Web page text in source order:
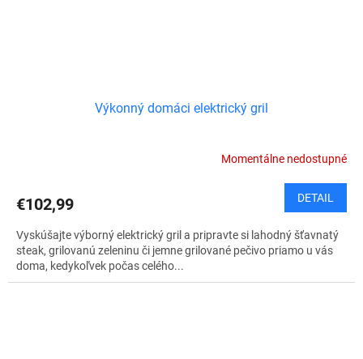
Výkonný domáci elektrický gril
Momentálne nedostupné
€102,99 DETAIL
Vyskúšajte výborný elektrický gril a pripravte si lahodný šťavnatý
steak, grilovanú zeleninu či jemne grilované pečivo priamo u vás
doma, kedykoľvek počas celého...